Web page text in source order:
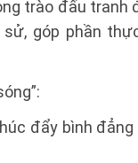
trào đấu tranh
góp phần
đẩy bình đẳng